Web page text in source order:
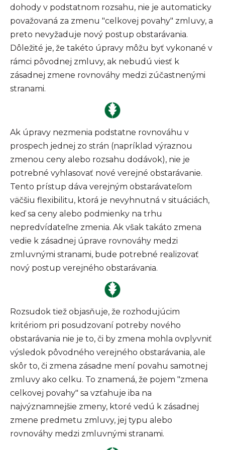
dohody v podstatnom rozsahu, nie je automaticky
považovaná za zmenu "celkovej povahy" zmluvy, a
preto nevyžaduje nový postup obstarávania.
Dôležité je, že takéto úpravy môžu byť vykonané v
rámci pôvodnej zmluvy, ak nebudú viesť k
zásadnej zmene rovnováhy medzi zúčastnenými
stranami.
Ak úpravy nezmenia podstatne rovnováhu v
prospech jednej zo strán (napríklad výraznou
zmenou ceny alebo rozsahu dodávok), nie je
potrebné vyhlasovať nové verejné obstarávanie.
Tento prístup dáva verejným obstarávateľom
väčšiu flexibilitu, ktorá je nevyhnutná v situáciách,
keď sa ceny alebo podmienky na trhu
nepredvídateľne zmenia. Ak však takáto zmena
vedie k zásadnej úprave rovnováhy medzi
zmluvnými stranami, bude potrebné realizovať
nový postup verejného obstarávania.
Rozsudok tiež objasňuje, že rozhodujúcim
kritériom pri posudzovaní potreby nového
obstarávania nie je to, či by zmena mohla ovplyvniť
výsledok pôvodného verejného obstarávania, ale
skôr to, či zmena zásadne mení povahu samotnej
zmluvy ako celku. To znamená, že pojem "zmena
celkovej povahy" sa vzťahuje iba na
najvýznamnejšie zmeny, ktoré vedú k zásadnej
zmene predmetu zmluvy, jej typu alebo
rovnováhy medzi zmluvnými stranami.